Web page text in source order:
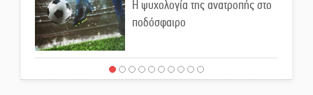
Η ψυχολογία της ανατροπής στο
ποδόσφαιρο
Ένα «ταξίδι» τέχνης και